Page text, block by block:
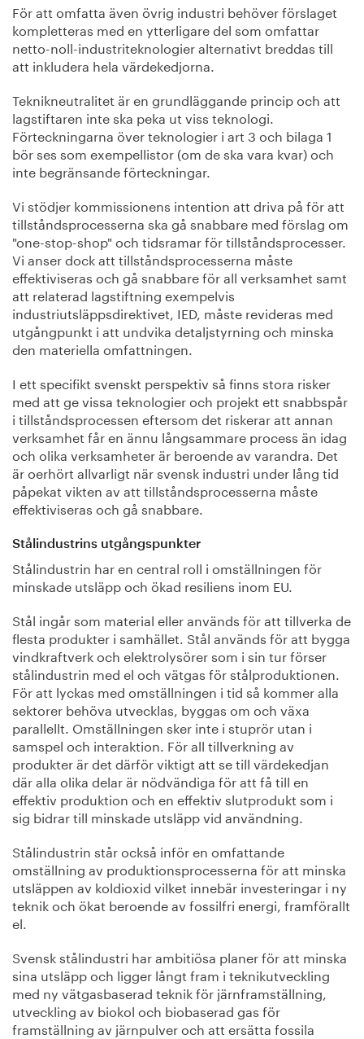
För att omfatta även övrig industri behöver förslaget
kompletteras med en ytterligare del som omfattar
netto-noll-industriteknologier alternativt breddas till
att inkludera hela värdekedjorna.
Teknikneutralitet är en grundläggande princip och att
lagstiftaren inte ska peka ut viss teknologi.
Förteckningarna över teknologier i art 3 och bilaga 1
bör ses som exempellistor (om de ska vara kvar) och
inte begränsande förteckningar.
Vi stödjer kommissionens intention att driva på för att
tillståndsprocesserna ska gå snabbare med förslag om
"one-stop-shop" och tidsramar för tillståndsprocesser.
Vi anser dock att tillståndsprocesserna måste
effektiviseras och gå snabbare för all verksamhet samt
att relaterad lagstiftning exempelvis
industriutsläppsdirektivet, IED, måste revideras med
utgångpunkt i att undvika detaljstyrning och minska
den materiella omfattningen.
I ett specifikt svenskt perspektiv så finns stora risker
med att ge vissa teknologier och projekt ett snabbspår
i tillståndsprocessen eftersom det riskerar att annan
verksamhet får en ännu långsammare process än idag
och olika verksamheter är beroende av varandra. Det
är oerhört allvarligt när svensk industri under lång tid
påpekat vikten av att tillståndsprocesserna måste
effektiviseras och gå snabbare.
Stålindustrins utgångspunkter
Stålindustrin har en central roll i omställningen för
minskade utsläpp och ökad resiliens inom EU.
Stål ingår som material eller används för att tillverka de
flesta produkter i samhället. Stål används för att bygga
vindkraftverk och elektrolysörer som i sin tur förser
stålindustrin med el och vätgas för stålproduktionen.
För att lyckas med omställningen i tid så kommer alla
sektorer behöva utvecklas, byggas om och växa
parallellt. Omställningen sker inte i stuprör utan i
samspel och interaktion. För all tillverkning av
produkter är det därför viktigt att se till värdekedjan
där alla olika delar är nödvändiga för att få till en
effektiv produktion och en effektiv slutprodukt som i
sig bidrar till minskade utsläpp vid användning.
Stålindustrin står också inför en omfattande
omställning av produktionsprocesserna för att minska
utsläppen av koldioxid vilket innebär investeringar i ny
teknik och ökat beroende av fossilfri energi, framförallt
el.
Svensk stålindustri har ambitiösa planer för att minska
sina utsläpp och ligger långt fram i teknikutveckling
med ny vätgasbaserad teknik för järnframställning,
utveckling av biokol och biobaserad gas för
framställning av järnpulver och att ersätta fossila